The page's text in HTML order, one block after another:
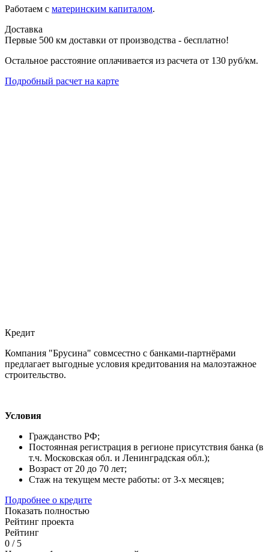
Работаем с материнским капиталом.
Доставка
Первые 500 км доставки от производства - бесплатно!
Остальное расстояние оплачивается из расчета от 130 руб/км.
Подробный расчет на карте
Кредит
Компания "Брусина" совмсестно с банками-партнёрами
предлагает выгодные условия кредитования на малоэтажное
строительство.
Условия
Гражданство РФ;
Постоянная регистрация в регионе присутствия банка (в
т.ч. Московская обл. и Ленинградская обл.);
Возраст от 20 до 70 лет;
Стаж на текущем месте работы: от 3-х месяцев;
Подробнее о кредите
Показать полностью
Рейтинг проекта
Рейтинг
0 /5